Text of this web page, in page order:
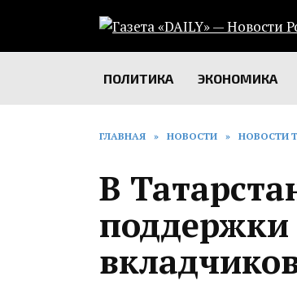
содержанию
ПОЛИТИКА ЭКОНОМИКА
ГЛАВНАЯ » НОВОСТИ » НОВОСТИ
В